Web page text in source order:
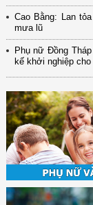
Cao Bằng: Lan
mưa lũ
Phụ nữ Đồng
kế khởi nghiệp cho